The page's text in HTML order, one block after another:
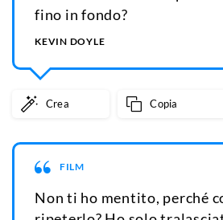
fino in fondo?
KEVIN DOYLE
Crea Copia
FILM
Non ti ho mentito, perché